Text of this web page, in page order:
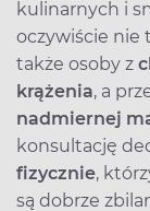
kulinarnych i
oczywiście nie
także osoby z
krążenia, a
nadmiernej
konsultację
fizycznie,
są dobrze